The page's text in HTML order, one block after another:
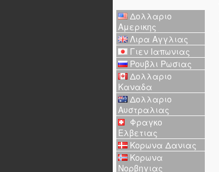
Δολλαριο
Αμερικης
Λιρα Αγγλιας
Γιεν Ιαπωνιας
Ρουβλι Ρωσιας
Δολλαριο
Καναδα
Δολλαριο
Αυστραλιας
Φραγκο
Ελβετιας
Κορωνα Δανιας
Κορωνα
Νορβηγιας